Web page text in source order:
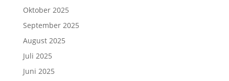
Oktober 2025
September 2025
August 2025
Juli 2025
Juni 2025